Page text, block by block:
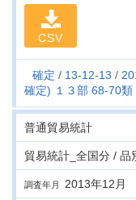
CSV
確定 13-12-13
確定) １３部 68-70類
普通貿易統計
貿易統計_全国分 / 品
調査年月 2013年12月